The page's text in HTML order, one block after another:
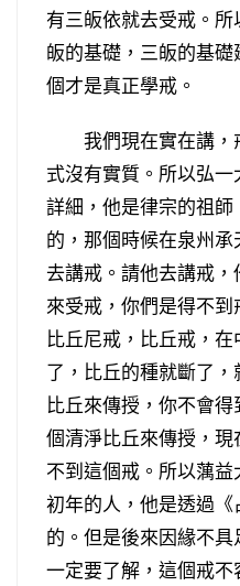
有三皈依就去受戒。
皈的基礎，三皈的基
個才是真正學戒。
我們現在實在講，
式沒有實質。所以弘
詳細，他是律宗的祖
的，那個時候在泉州
去講戒。請他去講戒
來受戒，你們是得不到
比丘尼戒，比丘戒，
了，比丘的種就斷了
比丘來傳授，你不會
個清淨比丘來傳授，
不到這個戒。所以蕅
初年的人，他是透過
的。但是後來因緣不
一定要了解，這個戒